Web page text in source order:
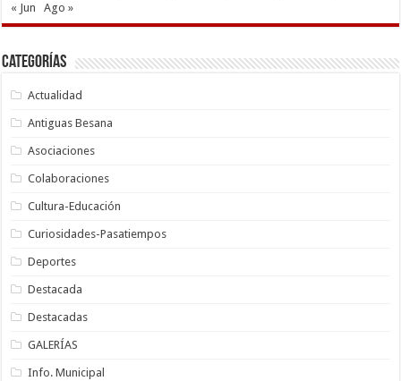
« Jun
Ago »
Categorías
Actualidad
Antiguas Besana
Asociaciones
Colaboraciones
Cultura-Educación
Curiosidades-Pasatiempos
Deportes
Destacada
Destacadas
GALERÍAS
Info. Municipal